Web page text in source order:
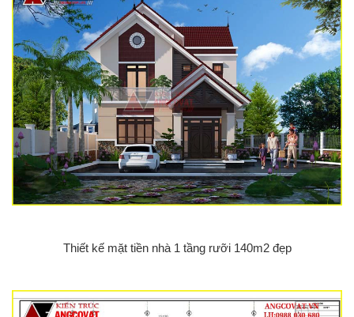
Thiết kế mặt tiền nhà 1 tầng rưỡi 140m2 đẹp